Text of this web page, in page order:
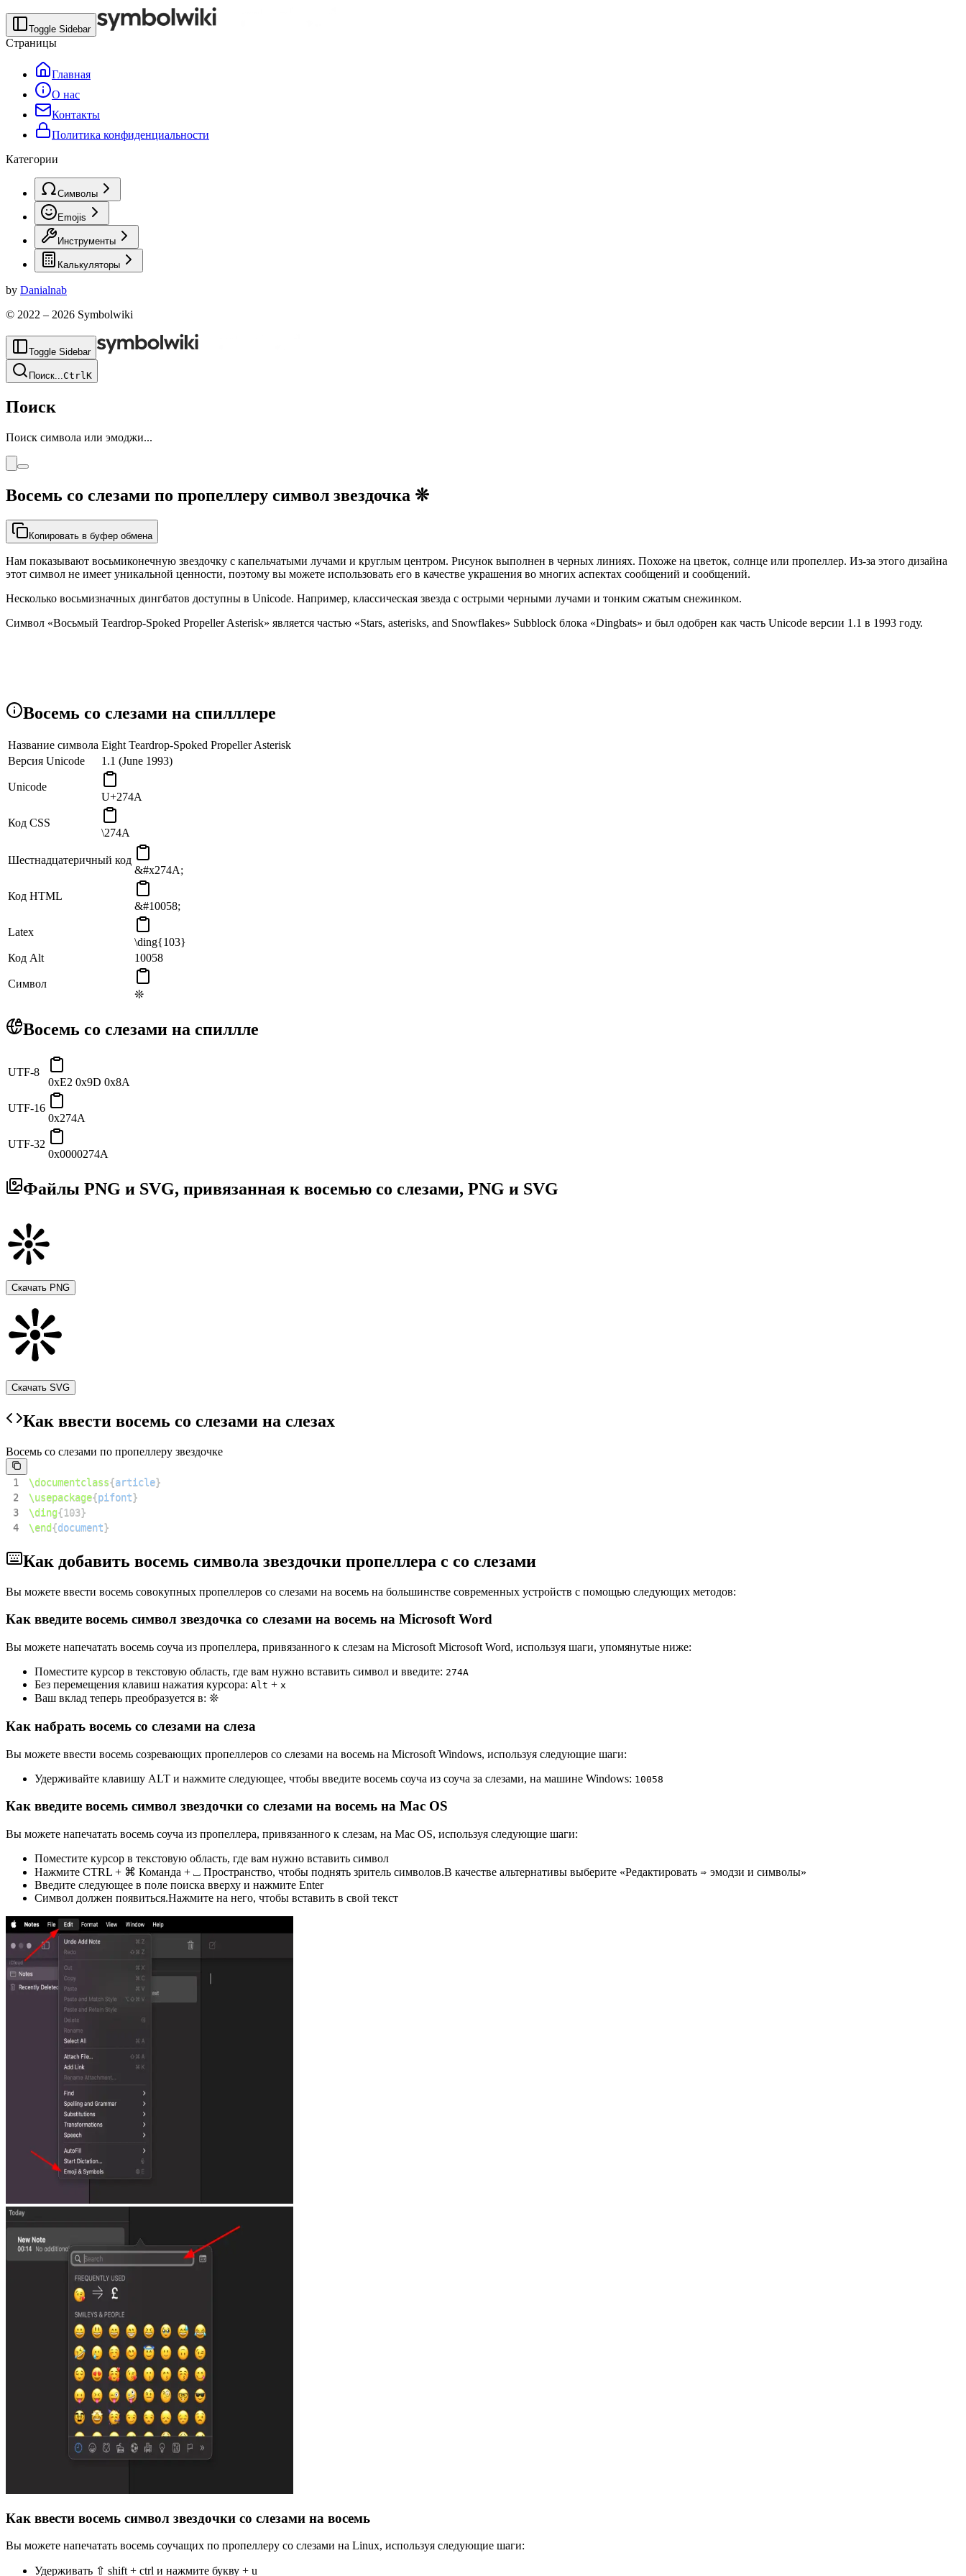
Toggle Sidebar
Страницы
Главная
О нас
Контакты
Политика конфиденциальности
Категории
Символы
Emojis
Инструменты
Калькуляторы
by Danialnab
© 2022 – 2026 Symbolwiki
Toggle Sidebar
Поиск...CtrlK
Поиск
Поиск символа или эмоджи...
Восемь со слезами по пропеллеру символ звездочка ❊
Копировать в буфер обмена
Нам показывают восьмиконечную звездочку с капельчатыми лучами и круглым центром. Рисунок выполнен в черных линиях. Похоже на цветок, солнце или пропеллер. Из-за этого дизайна
этот символ не имеет уникальной ценности, поэтому вы можете использовать его в качестве украшения во многих аспектах сообщений и сообщений.
Несколько восьмизначных дингбатов доступны в Unicode. Например, классическая звезда с острыми черными лучами и тонким сжатым снежинком.
Символ «Восьмый Teardrop-Spoked Propeller Asterisk» является частью «Stars, asterisks, and Snowflakes» Subblock блока «Dingbats» и был одобрен как часть Unicode версии 1.1 в 1993 году.
Восемь со слезами на спилллере
Название символа Eight Teardrop-Spoked Propeller Asterisk
Версия Unicode
1.1 (June 1993)
Unicode
U+274A
Код CSS
\274A
Шестнадцатеричный код
&#x274A;
Код HTML
&#10058;
Latex
\ding{103}
Код Alt
10058
Символ
❊
Восемь со слезами на спиллле
UTF-8
0xE2 0x9D 0x8A
UTF-16
0x274A
UTF-32
0x0000274A
Файлы PNG и SVG, привязанная к восемью со слезами, PNG и SVG
Скачать PNG
Скачать SVG
Как ввести восемь со слезами на слезах
Восемь со слезами по пропеллеру звездочке
1 \documentclass{article}
2
\usepackage{pifont}
3
\ding{103}
4
\end{document}
Как добавить восемь символа звездочки пропеллера с со слезами
Вы можете ввести восемь совокупных пропеллеров со слезами на восемь на большинстве современных устройств с помощью следующих методов:
Как введите восемь символ звездочка со слезами на восемь на Microsoft Word
Вы можете напечатать восемь соуча из пропеллера, привязанного к слезам на Microsoft Microsoft Word, используя шаги, упомянутые ниже:
Поместите курсор в текстовую область, где вам нужно вставить символ и введите: 274A
Без перемещения клавиш нажатия курсора: Alt + x
Ваш вклад теперь преобразуется в: ❊
Как набрать восемь со слезами на слеза
Вы можете ввести восемь созревающих пропеллеров со слезами на восемь на Microsoft Windows, используя следующие шаги:
Удерживайте клавишу ALT и нажмите следующее, чтобы введите восемь соуча из соуча за слезами, на машине Windows: 1 0058
Как введите восемь символ звездочки со слезами на восемь на Mac OS
Вы можете напечатать восемь соуча из пропеллера, привязанного к слезам, на Mac OS, используя следующие шаги:
Поместите курсор в текстовую область, где вам нужно вставить символ
Нажмите CTRL + ⌘ Команда + ⎵ Пространство, чтобы поднять зритель символов.В качестве альтернативы выберите «Редактировать ⇒ эмодзи и символы»
Введите следующее в поле поиска вверху и нажмите Enter
Символ должен появиться.Нажмите на него, чтобы вставить в свой текст
Как ввести восемь символ звездочки со слезами на восемь
Вы можете напечатать восемь соучащих по пропеллеру со слезами на Linux, используя следующие шаги:
Удерживать ⇧ shift + ctrl и нажмите букву + u